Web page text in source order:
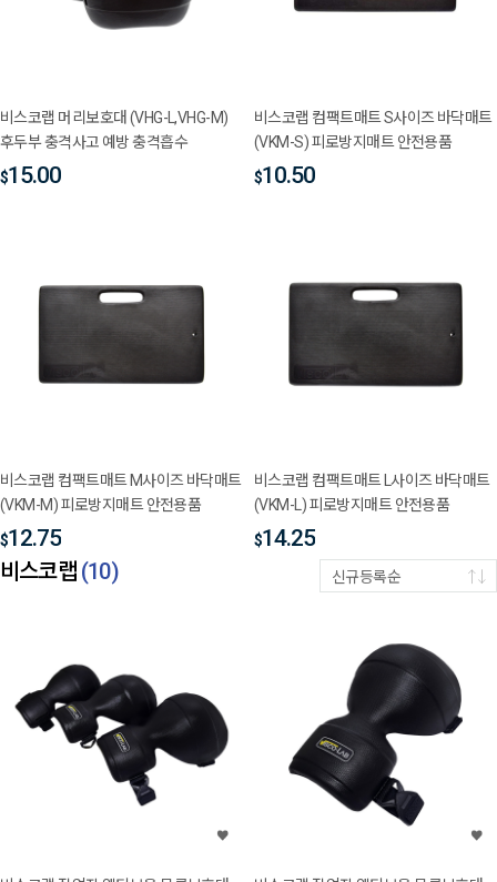
비스코랩 머리보호대 (VHG-L,VHG-M)
후두부 충격사고 예방 충격흡수
$15.00
비스코랩 컴팩트매트 S사이즈 바닥매트
(VKM-S) 피로방지매트 안전용품
$10.50
비스코랩 컴팩트매트 M사이즈 바닥매트
(VKM-M) 피로방지매트 안전용품
$12.75
비스코랩 컴팩트매트 L사이즈 바닥매트
(VKM-L) 피로방지매트 안전용품
$14.25
비스코랩 (10) 신규등록순